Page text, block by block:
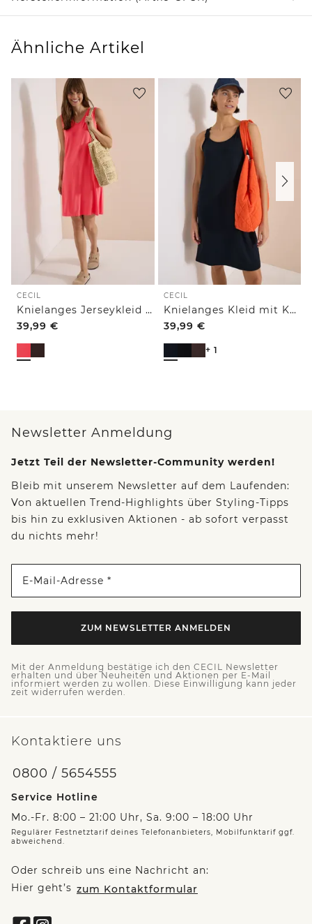
Ähnliche Artikel
CECIL
Knielanges Jerseykleid mit V-Neck
39,99 €
CECIL
Knielanges Kleid mit Knotendetail
39,99 €
+ 1
Newsletter Anmeldung
Jetzt Teil der Newsletter-Community werden!
Bleib mit unserem Newsletter auf dem Laufenden:
Von aktuellen Trend-Highlights über Styling-Tipps
bis hin zu exklusiven Aktionen - ab sofort verpasst
du nichts mehr!
E-Mail-Adresse *
ZUM NEWSLETTER ANMELDEN
Mit der Anmeldung bestätige ich den CECIL Newsletter
erhalten und über Neuheiten und Aktionen per E-Mail
informiert werden zu wollen. Diese Einwilligung kann jeder
zeit widerrufen werden.
Kontaktiere uns
0800 / 5654555
Service Hotline
Mo.-Fr. 8:00 – 21:00 Uhr, Sa. 9:00 – 18:00 Uhr
Regulärer Festnetztarif deines Telefonanbieters, Mobilfunktarif ggf.
abweichend.
Oder schreib uns eine Nachricht an:
Hier geht’s zum Kontaktformular